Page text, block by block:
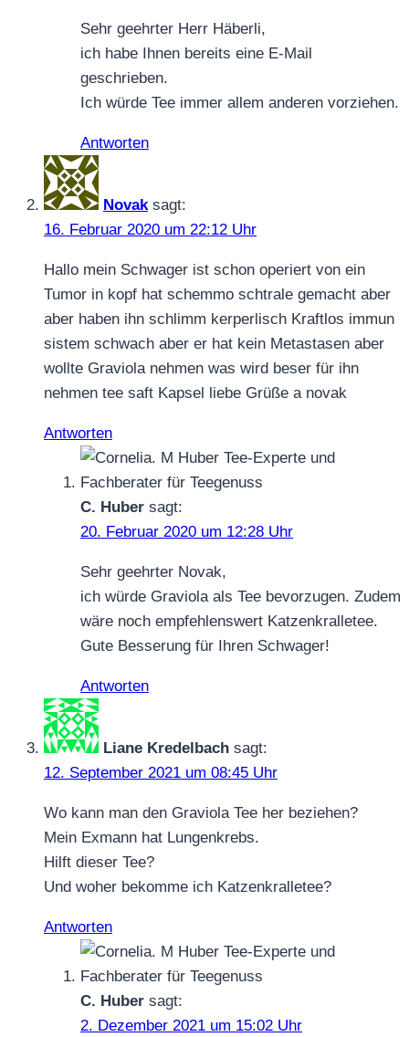
Sehr geehrter Herr Häberli,
ich habe Ihnen bereits eine E-Mail
geschrieben.
Ich würde Tee immer allem anderen vorziehen.
Antworten
Novak sagt:
16. Februar 2020 um 22:12 Uhr
Hallo mein Schwager ist schon operiert von ein
Tumor in kopf hat schemmo schtrale gemacht aber
aber haben ihn schlimm kerperlisch Kraftlos immun
sistem schwach aber er hat kein Metastasen aber
wollte Graviola nehmen was wird beser für ihn
nehmen tee saft Kapsel liebe Grüße a novak
Antworten
C. Huber sagt:
20. Februar 2020 um 12:28 Uhr
Sehr geehrter Novak,
ich würde Graviola als Tee bevorzugen. Zudem
wäre noch empfehlenswert Katzenkralletee.
Gute Besserung für Ihren Schwager!
Antworten
Liane Kredelbach sagt:
12. September 2021 um 08:45 Uhr
Wo kann man den Graviola Tee her beziehen?
Mein Exmann hat Lungenkrebs.
Hilft dieser Tee?
Und woher bekomme ich Katzenkralletee?
Antworten
C. Huber sagt:
2. Dezember 2021 um 15:02 Uhr